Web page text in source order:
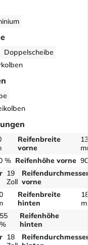
Doppelscheibe
Reifenbreite
vorne
% Reifenhöhe vorne
19
Zoll vorne
Reifenbreite
hinten
55
%
Reifenhöhe
hinten
18